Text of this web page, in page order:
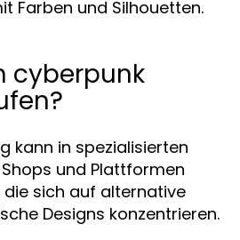
Farben und Silhouetten.
cyberpunk
kann in spezialisierten
und Plattformen
sich auf alternative
Designs konzentrieren.